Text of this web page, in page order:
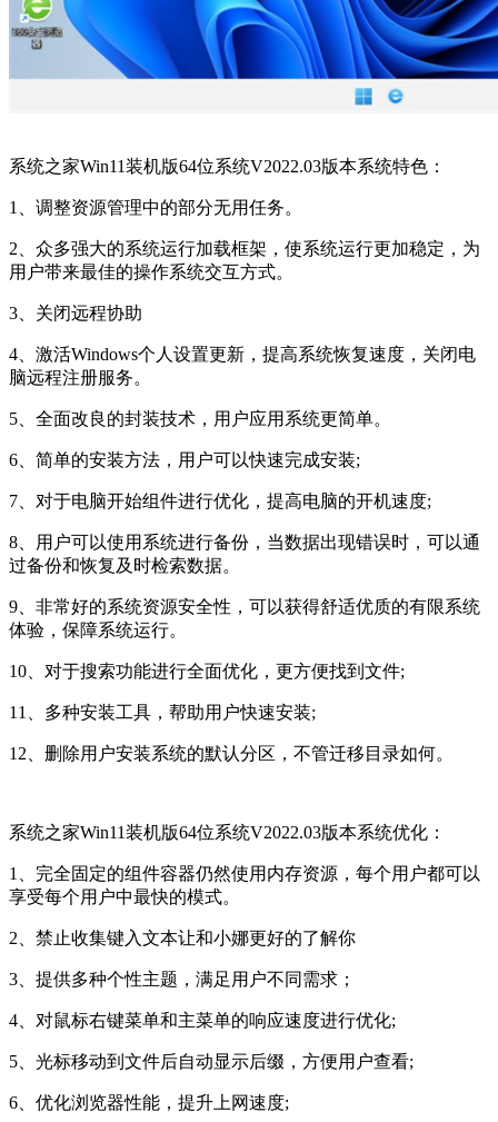
系统之家Win11装机版64位系统V2022.03版本系统特色：
1、调整资源管理中的部分无用任务。
2、众多强大的系统运行加载框架，使系统运行更加稳定，为
用户带来最佳的操作系统交互方式。
3、关闭远程协助
4、激活Windows个人设置更新，提高系统恢复速度，关闭电
脑远程注册服务。
5、全面改良的封装技术，用户应用系统更简单。
6、简单的安装方法，用户可以快速完成安装;
7、对于电脑开始组件进行优化，提高电脑的开机速度;
8、用户可以使用系统进行备份，当数据出现错误时，可以通
过备份和恢复及时检索数据。
9、非常好的系统资源安全性，可以获得舒适优质的有限系统
体验，保障系统运行。
10、对于搜索功能进行全面优化，更方便找到文件;
11、多种安装工具，帮助用户快速安装;
12、删除用户安装系统的默认分区，不管迁移目录如何。
系统之家Win11装机版64位系统V2022.03版本系统优化：
1、完全固定的组件容器仍然使用内存资源，每个用户都可以
享受每个用户中最快的模式。
2、禁止收集键入文本让和小娜更好的了解你
3、提供多种个性主题，满足用户不同需求；
4、对鼠标右键菜单和主菜单的响应速度进行优化;
5、光标移动到文件后自动显示后缀，方便用户查看;
6、优化浏览器性能，提升上网速度;